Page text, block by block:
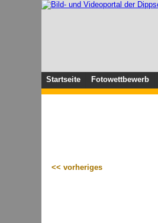
Startseite Fotowettbewerb
<< vorheriges